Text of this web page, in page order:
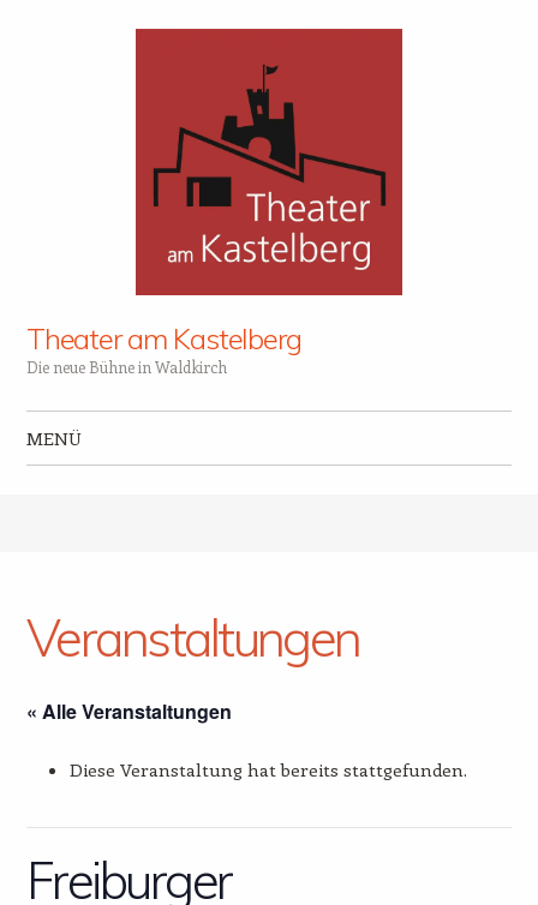
Theater am Kastelberg
Die neue Bühne in Waldkirch
MENÜ
Veranstaltungen
« Alle Veranstaltungen
Diese Veranstaltung hat bereits stattgefunden.
Freiburger